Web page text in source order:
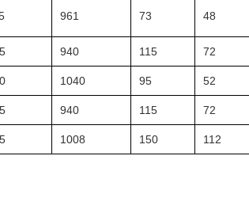
961 73 48
940 115 72
1040 95 52
940 115 72
1008 150 112